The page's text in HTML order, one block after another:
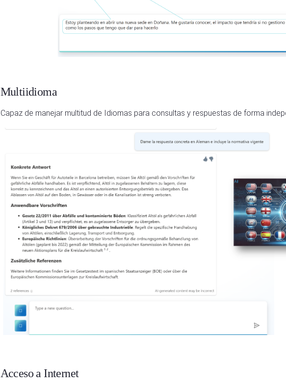
Multiidioma
Capaz de manejar multitud de Idiomas para consultas y respuestas de forma
Acceso a Internet